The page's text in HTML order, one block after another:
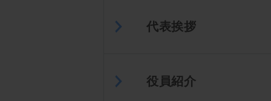
代表挨拶
役員紹介